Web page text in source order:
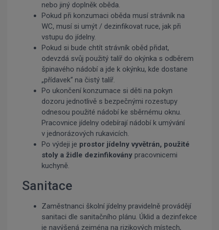
nebo jiný doplněk oběda.
Pokud při konzumaci oběda musí strávník na
WC, musí si umýt / dezinfikovat ruce, jak při
vstupu do jídelny.
Pokud si bude chtít strávník oběd přidat,
odevzdá svůj použitý talíř do okýnka s odběrem
špinavého nádobí a jde k okýnku, kde dostane
„přídavek“ na čistý talíř.
Po ukončení konzumace si děti na pokyn
dozoru jednotlivě s bezpečnými rozestupy
odnesou použité nádobí ke sběrnému oknu.
Pracovnice jídelny odebírají nádobí k umývání
v jednorázových rukavicích.
Po výdeji je prostor jídelny vyvětrán, použité
stoly a židle dezinfikovány pracovnicemi
kuchyně.
Sanitace
Zaměstnanci školní jídelny pravidelně provádějí
sanitaci dle sanitačního plánu. Úklid a dezinfekce
je navýšená zejména na rizikových místech,